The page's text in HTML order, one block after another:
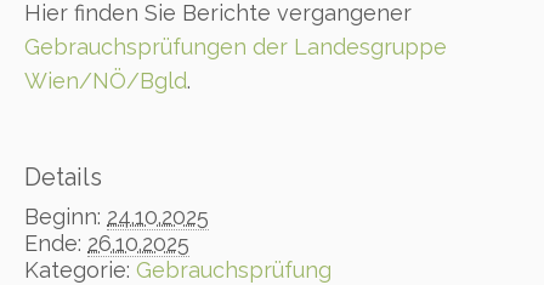
Hier finden Sie Berichte vergangener
Gebrauchsprüfungen der Landesgruppe
Wien/NÖ/Bgld.
Details
Beginn: 24.10.2025
Ende: 26.10.2025
Kategorie: Gebrauchsprüfung